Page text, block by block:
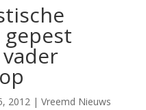
2012| Vreemd Nieuws